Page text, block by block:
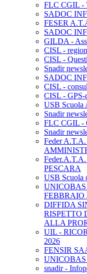
FLC CGIL -
SADOC
FESER
SADOC
GILDA -
CISL -
CISL -
Snadir
SADOC
CISL -
CISL - GPS-
USB Scuola
Snadir
FLC CGIL -
Snadir
Feder
PESCARA
USB Scuola
FEBBRAIO
DIFFIDA
RISPETTO
ALLA
UIL -
2026
FENSIR
UNICOBAS
snadir -